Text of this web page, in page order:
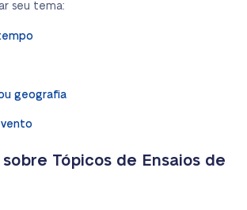
seu tema:
geografia
Tópicos de Ensaios de